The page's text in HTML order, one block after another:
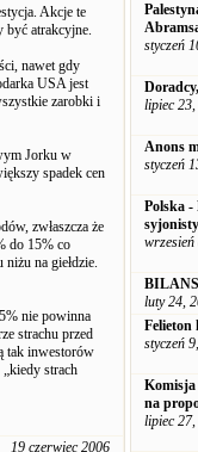
Akcje te
być atrakcyjne.
nawet gdy
USA jest
zarobki i
Jorku w
spadek cen
zwłaszcza że
do 15% co
na giełdzie.
nie powinna
strachu przed
tak inwestorów
strach
19 czerwiec 2006
styczeń
lipiec
Anons
styczeń
Polska -
luty 24,
Felieton
styczeń
Komisja
na
lipiec